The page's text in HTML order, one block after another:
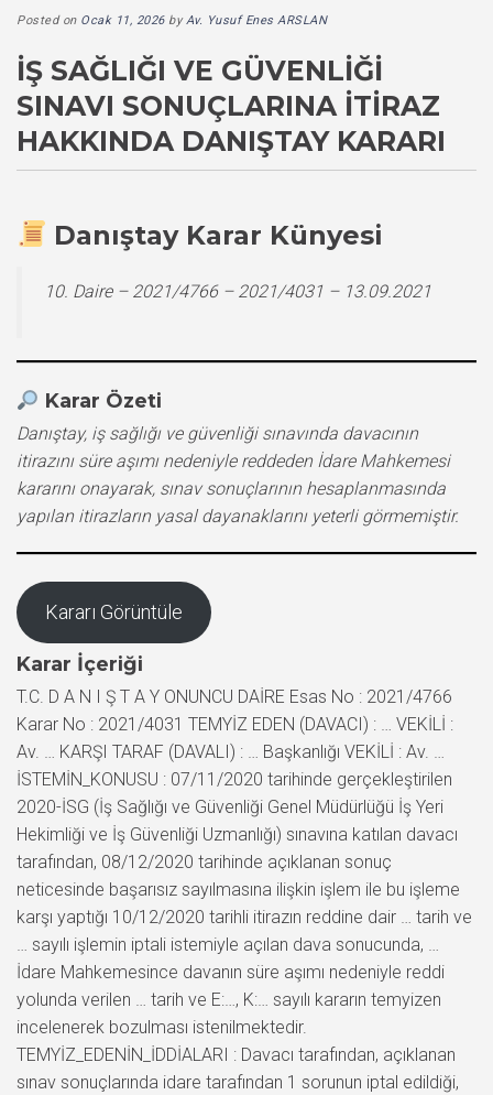
Posted on Ocak 11, 2026byAv. Yusuf Enes ARSLAN
İŞ SAĞLIĞI VE GÜVENLIĞI
SINAVI SONUÇLARINA İTIRAZ
HAKKINDA DANIŞTAY KARARI
Danıştay Karar Künyesi
10. Daire – 2021/4766 – 2021/4031 – 13.09.2021
Karar Özeti
Danıştay, iş sağlığı ve güvenliği sınavında davacının
itirazını süre aşımı nedeniyle reddeden İdare Mahkemesi
kararını onayarak, sınav sonuçlarının hesaplanmasında
yapılan itirazların yasal dayanaklarını yeterli görmemiştir.
Kararı Görüntüle
Karar İçeriği
T.C. D A N I Ş T A Y ONUNCU DAİRE Esas No : 2021/4766
Karar No : 2021/4031 TEMYİZ EDEN (DAVACI) : … VEKİLİ :
Av. … KARŞI TARAF (DAVALI) : … Başkanlığı VEKİLİ : Av. …
İSTEMİN_KONUSU : 07/11/2020 tarihinde gerçekleştirilen
2020-İSG (İş Sağlığı ve Güvenliği Genel Müdürlüğü İş Yeri
Hekimliği ve İş Güvenliği Uzmanlığı) sınavına katılan davacı
tarafından, 08/12/2020 tarihinde açıklanan sonuç
neticesinde başarısız sayılmasına ilişkin işlem ile bu işleme
karşı yaptığı 10/12/2020 tarihli itirazın reddine dair … tarih ve
… sayılı işlemin iptali istemiyle açılan dava sonucunda, …
İdare Mahkemesince davanın süre aşımı nedeniyle reddi
yolunda verilen … tarih ve E:…, K:… sayılı kararın temyizen
incelenerek bozulması istenilmektedir.
TEMYİZ_EDENİN_İDDİALARI : Davacı tarafından, açıklanan
sınav sonuçlarında idare tarafından 1 sorunun iptal edildiği,